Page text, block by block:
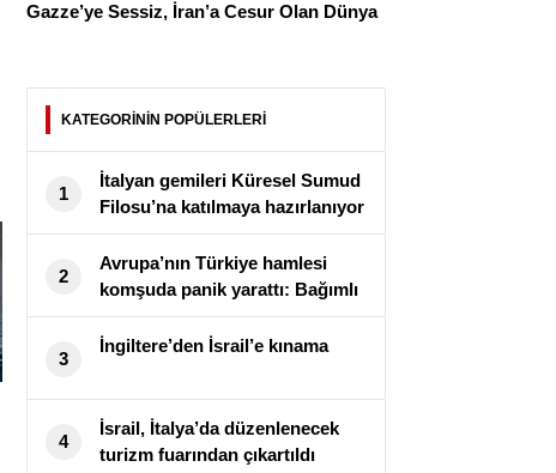
Gazze’ye Sessiz, İran’a Cesur Olan Dünya
KATEGORİNİN POPÜLERLERİ
1
İtalyan gemileri Küresel Sumud
Filosu’na katılmaya hazırlanıyor
2
Avrupa’nın Türkiye hamlesi
komşuda panik yarattı: Bağımlı
olabilir
3
İngiltere’den İsrail’e kınama
4
İsrail, İtalya’da düzenlenecek
turizm fuarından çıkartıldı